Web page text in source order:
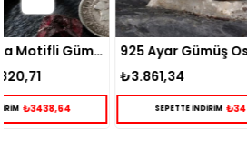
925 Ayar Gümüş Osmanlı Devlet Arması Motifli Model Erkek Yüzük
₺3.861,34
SEPETTE İNDİRİM ₺3475,21